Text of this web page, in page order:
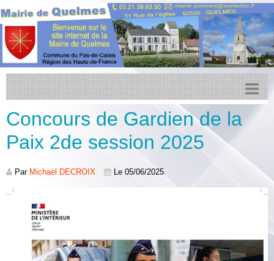
Accueil
Actualités
Agenda
CCPL
Urbanisme
Concours de Gardien de la
Paix 2de session 2025
Par Michaël DECROIX Le 05/06/2025